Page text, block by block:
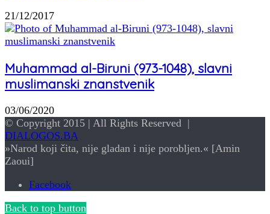
21/12/2017
Muhammad al-Biruni (973-1048), slavni
muslimanski znanstvenik
03/06/2020
© Copyright 2015 | All Rights Reserved |
DIALOGOS.BA
»Narod koji čita, nije gladan i nije porobljen.« [Amin
Zaoui]
Facebook
Back to top button